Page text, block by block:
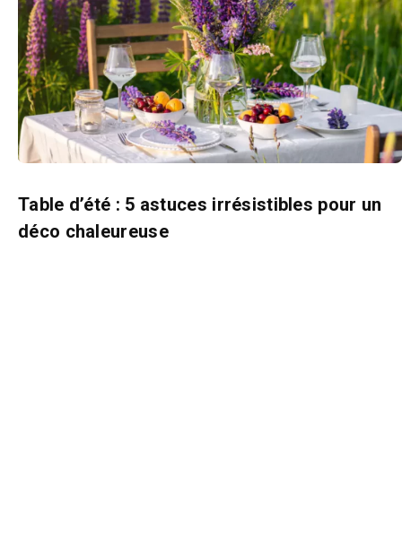
Table d’été : 5 astuces irrésistibles pour un
déco chaleureuse